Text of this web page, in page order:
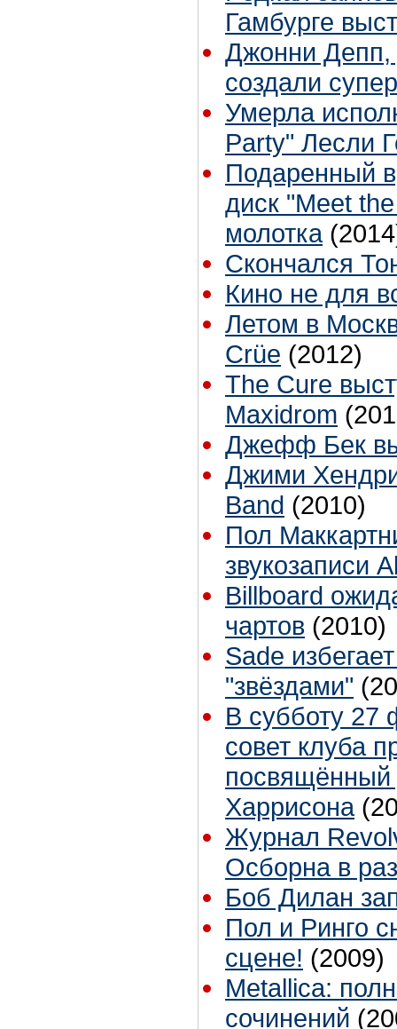
Гамбурге
Джонни
создали
Умерла
Party" Лесли
Подаренный
диск "Meet
молотка
Скончался
Кино не для
Летом в
Crüe (2012)
The Cure
Maxidrom
Джефф Бек
Джими
Band (2010)
Пол
звукозаписи
Billboard
чартов (2010)
Sade
"звёздами"
В субботу 27
совет клуба
Харрисона
Журнал
Осборна в
Боб Дилан
Пол и Ринго
сцене! (2009)
Metallica:
сочинений